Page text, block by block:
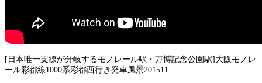
[日本唯一支線が分岐するモノレール駅・万博記念公園駅]大阪モノレ
ール彩都線1000系彩都西行き発車風景201511